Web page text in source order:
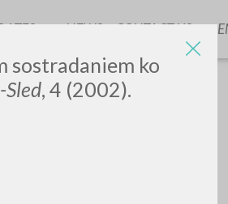
sostradaniem ko
, 4 (2002).
ANDNEWS CONTACT US